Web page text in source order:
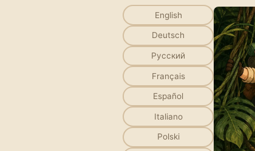
English
Deutsch
Русский
Français
Español
Italiano
Polski